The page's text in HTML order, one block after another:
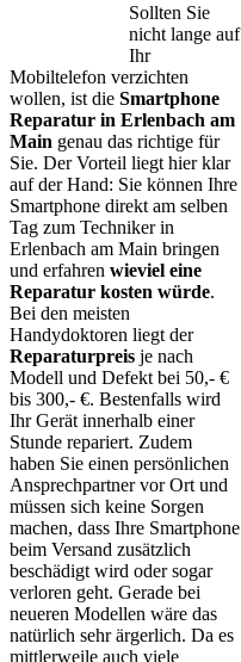
Sollten Sie
nicht lange auf
Ihr
Mobiltelefon verzichten
wollen, ist die Smartphone
Reparatur in Erlenbach am
Main genau das richtige für
Sie. Der Vorteil liegt hier klar
auf der Hand: Sie können Ihre
Smartphone direkt am selben
Tag zum Techniker in
Erlenbach am Main bringen
und erfahren wieviel eine
Reparatur kosten würde.
Bei den meisten
Handydoktoren liegt der
Reparaturpreis je nach
Modell und Defekt bei 50,- €
bis 300,- €. Bestenfalls wird
Ihr Gerät innerhalb einer
Stunde repariert. Zudem
haben Sie einen persönlichen
Ansprechpartner vor Ort und
müssen sich keine Sorgen
machen, dass Ihre Smartphone
beim Versand zusätzlich
beschädigt wird oder sogar
verloren geht. Gerade bei
neueren Modellen wäre das
natürlich sehr ärgerlich. Da es
mittlerweile auch viele